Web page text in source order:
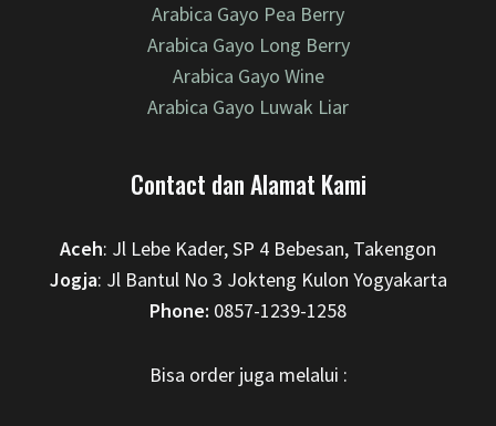
Arabica Gayo Pea Berry
Arabica Gayo Long Berry
Arabica Gayo Wine
Arabica Gayo Luwak Liar
Contact dan Alamat Kami
Aceh: Jl Lebe Kader, SP 4 Bebesan, Takengon
Jogja: Jl Bantul No 3 Jokteng Kulon Yogyakarta
Phone: 0857-1239-1258
Bisa order juga melalui :